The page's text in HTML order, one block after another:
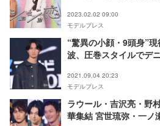
2023.02.02 09:00
モデルプレス
“驚異の小顔・9頭身”
波、圧巻スタイルでデ
2021.09.04 20:23
モデルプレス
ラウール・吉沢亮・野
華集結 宮世琉弥・一ノ